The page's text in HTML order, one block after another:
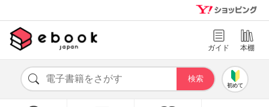
ガイド 本棚
初めて